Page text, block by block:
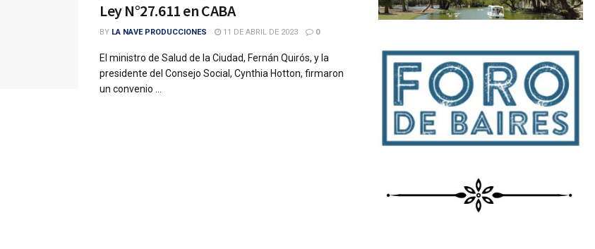
Ley N°27.611 en CABA
BY LA NAVE PRODUCCIONES 11 DE ABRIL DE 2023 0
El ministro de Salud de la Ciudad, Fernán Quirós, y la
presidente del Consejo Social, Cynthia Hotton, firmaron
un convenio ...